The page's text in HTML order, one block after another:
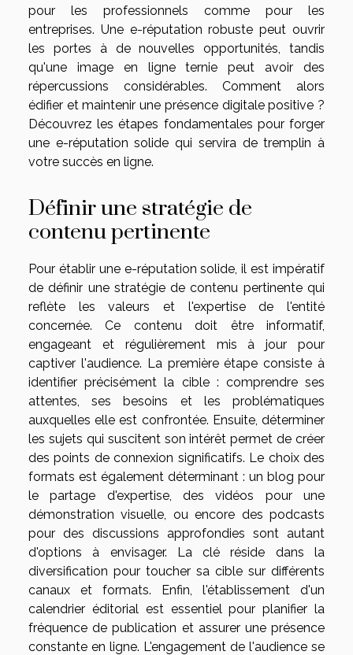
pour les professionnels comme pour les
entreprises. Une e-réputation robuste peut ouvrir
les portes à de nouvelles opportunités, tandis
qu'une image en ligne ternie peut avoir des
répercussions considérables. Comment alors
édifier et maintenir une présence digitale positive ?
Découvrez les étapes fondamentales pour forger
une e-réputation solide qui servira de tremplin à
votre succès en ligne.
Définir une stratégie de
contenu pertinente
Pour établir une e-réputation solide, il est impératif
de définir une stratégie de contenu pertinente qui
reflète les valeurs et l'expertise de l'entité
concernée. Ce contenu doit être informatif,
engageant et régulièrement mis à jour pour
captiver l'audience. La première étape consiste à
identifier précisément la cible : comprendre ses
attentes, ses besoins et les problématiques
auxquelles elle est confrontée. Ensuite, déterminer
les sujets qui suscitent son intérêt permet de créer
des points de connexion significatifs. Le choix des
formats est également déterminant : un blog pour
le partage d'expertise, des vidéos pour une
démonstration visuelle, ou encore des podcasts
pour des discussions approfondies sont autant
d'options à envisager. La clé réside dans la
diversification pour toucher sa cible sur différents
canaux et formats. Enfin, l'établissement d'un
calendrier éditorial est essentiel pour planifier la
fréquence de publication et assurer une présence
constante en ligne. L'engagement de l'audience se